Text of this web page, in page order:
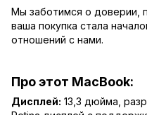
Мы заботимся о доверии,
ваша покупка стала
отношений с нами.
Про этот MacBook:
Дисплей: 13,3 дюйма,